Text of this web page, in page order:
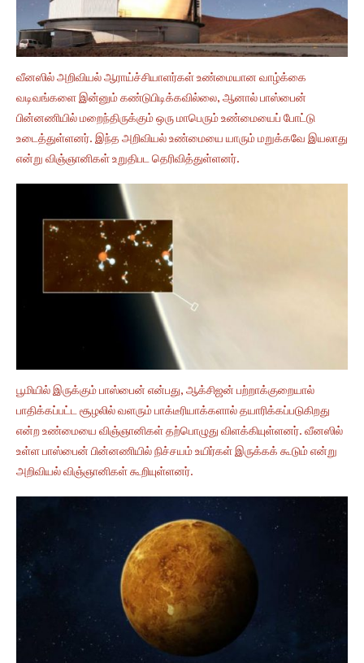
வீனஸில் அறிவியல் ஆராய்ச்சியாளர்கள் உண்மையான வாழ்க்கை
வடிவங்களை இன்னும் கண்டுபிடிக்கவில்லை, ஆனால் பாஸ்பைன்
பின்னணியில் மறைந்திருக்கும் ஒரு மாபெரும் உண்மையைப் போட்டு
உடைத்துள்ளனர். இந்த அறிவியல் உண்மையை யாரும் மறுக்கவே இயலாது
என்று விஞ்ஞானிகள் உறுதிபட தெரிவித்துள்ளனர்.
பூமியில் இருக்கும் பாஸ்பைன் என்பது, ஆக்சிஜன் பற்றாக்குறையால்
பாதிக்கப்பட்ட சூழலில் வளரும் பாக்டீரியாக்களால் தயாரிக்கப்படுகிறது
என்ற உண்மையை விஞ்ஞானிகள் தற்பொழுது விளக்கியுள்ளனர். வீனஸில்
உள்ள பாஸ்பைன் பின்னணியில் நிச்சயம் உயிர்கள் இருக்கக் கூடும் என்று
அறிவியல் விஞ்ஞானிகள் கூறியுள்ளனர்.